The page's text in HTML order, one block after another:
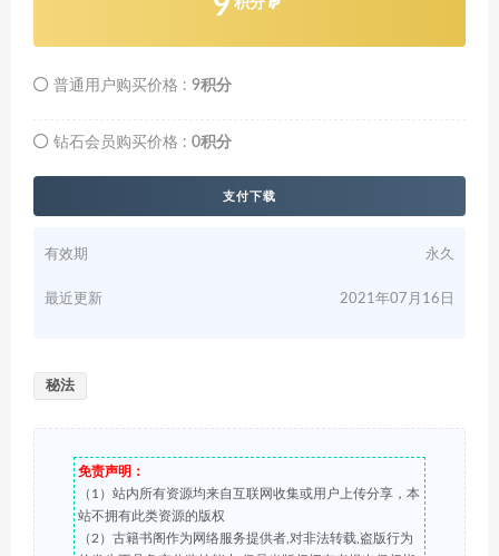
积分
普通用户购买价格 : 9积分
钻石会员购买价格 : 0积分
支付下载
有效期 永久
最近更新 2021年07月16日
秘法
免责声明：
（1）站内所有资源均来自互联网收集或用户上传分享，本
站不拥有此类资源的版权
（2）古籍书阁作为网络服务提供者,对非法转载,盗版行为